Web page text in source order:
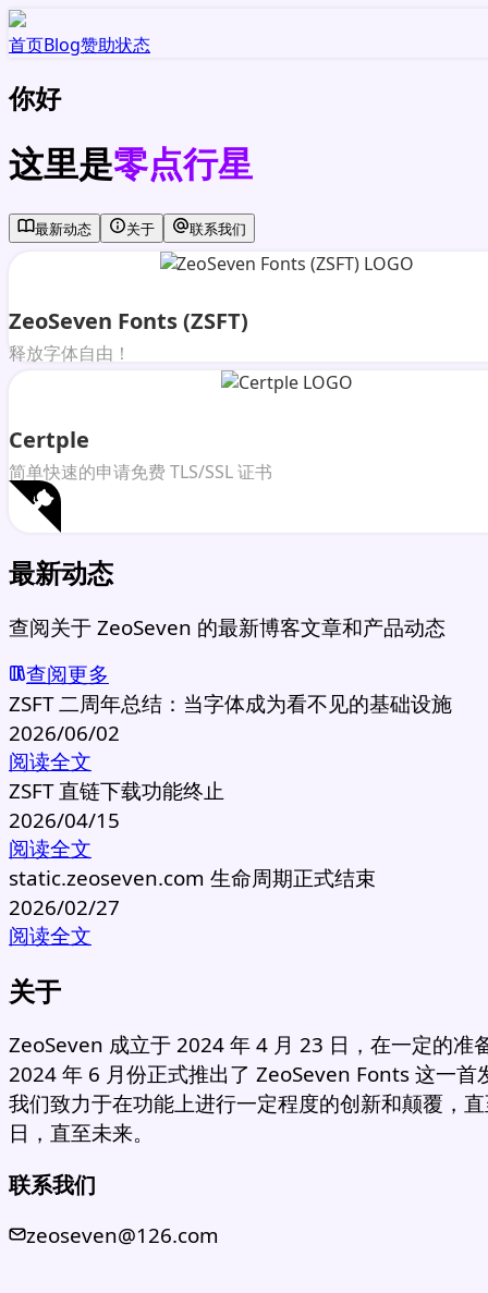
首页Blog赞助状态
你好
这里是零点行星
最新动态 关于 联系我们
ZeoSeven Fonts (ZSFT)
释放字体自由！
Certple
简单快速的申请免费 TLS/SSL 证书
最新动态
查阅关于 ZeoSeven 的最新博客文章和产品动态
查阅更多
ZSFT 二周年总结：当字体成为看不见的基础设施
2026/06/02
阅读全文
ZSFT 直链下载功能终止
2026/04/15
阅读全文
static.zeoseven.com 生命周期正式结束
2026/02/27
阅读全文
关于
ZeoSeven 成立于 2024 年 4 月 23 日，在一定的准
2024 年 6 月份正式推出了 ZeoSeven Fonts 这一首
我们致力于在功能上进行一定程度的创新和颠覆，
日，直至未来。
联系我们
zeoseven@126.com